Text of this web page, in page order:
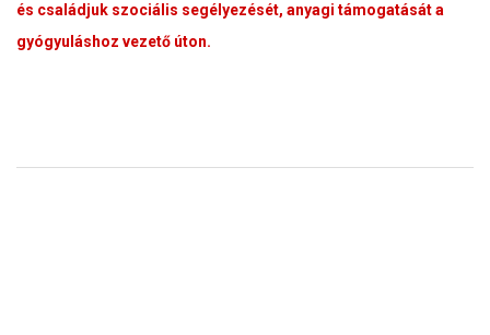
és családjuk szociális segélyezését, anyagi támogatását a
gyógyuláshoz vezető úton.